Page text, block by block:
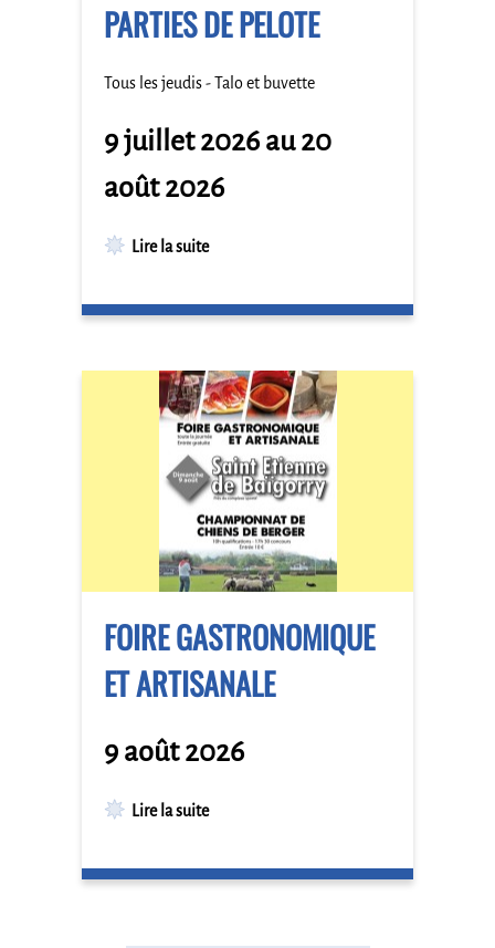
PARTIES DE PELOTE
Tous les jeudis - Talo et buvette
9 juillet 2026 au 20
août 2026
Lire la suite
FOIRE GASTRONOMIQUE
ET ARTISANALE
9 août 2026
Lire la suite